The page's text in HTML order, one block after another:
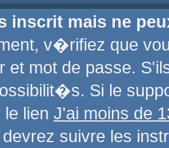
inscrit mais ne
v�rifiez que
et mot de passe.
Si le
lien J'ai moins de
suivre les